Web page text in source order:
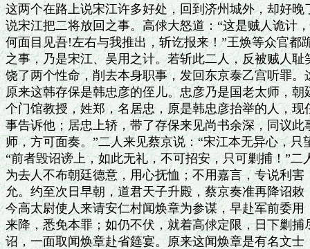
这两个在路上说宋江许多好处，回到济州城外，却好
说宋江把二将放回之事。高俅大怒道：“这是贼人诡计
何面目见吾!左右与我推出，斩讫报来！”王焕等众官都
之事，乃是宋江、吴用之计。若斩此二人，反被贼人耻
饶了两个性命，削去本身职事，发回东京泰乙宫听罪。
原来这韩存保是韩忠彦的侄儿。忠彦乃是国老太师，
个门馆教授，姓郑，名居忠，原是韩忠彦抬举的人，
事告诉他；居忠上轿，带了存保来见尚书余深，同议此
师，方可面奏。”二人来见蔡京说：“宋江本无异心，只
“前者毁诏谤上，如此无礼，不可招安，只可剿捕！”二
为去人不布朝廷德意，用心抚恤；不用嘉言，专说利害
允。约至次日早朝，道君天子升殿，蔡京奏准再降诏敕
今高太尉使人来请安仁村闻焕章为参谋，早赴军前委
来降，悉免本罪；如仍不伏，就着高俅定限，日下剿捕
诏，一面取闻焕章赴省筵宴。原来这闻焕章是有名文